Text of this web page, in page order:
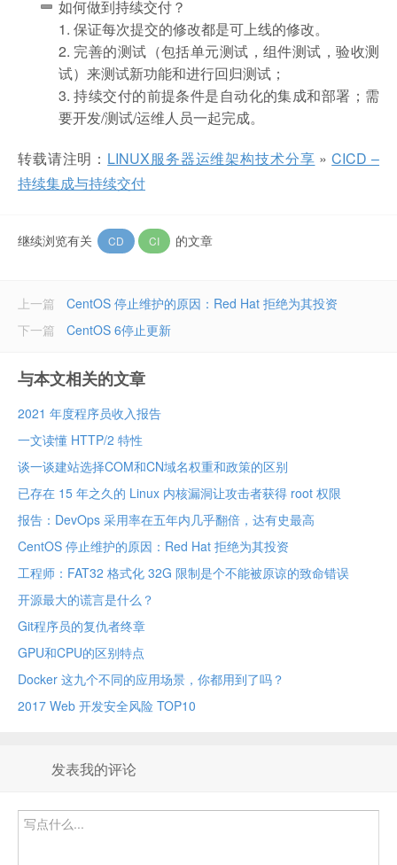
如何做到持续交付？
1. 保证每次提交的修改都是可上线的修改。
2. 完善的测试（包括单元测试，组件测试，验收测
试）来测试新功能和进行回归测试；
3. 持续交付的前提条件是自动化的集成和部署；需
要开发/测试/运维人员一起完成。
转载请注明： LINUX服务器运维架构技术分享 »CICD –
持续集成与持续交付
继续浏览有关 CD CI 的文章
上一篇
CentOS 停止维护的原因：Red Hat 拒绝为其投资
CentOS 6停止更新
下一篇
与本文相关的文章
2021 年度程序员收入报告
一文读懂 HTTP/2 特性
谈一谈建站选择COM和CN域名权重和政策的区别
已存在 15 年之久的 Linux 内核漏洞让攻击者获得 root 权限
报告：DevOps 采用率在五年内几乎翻倍，达有史最高
CentOS 停止维护的原因：Red Hat 拒绝为其投资
工程师：FAT32 格式化 32G 限制是个不能被原谅的致命错误
开源最大的谎言是什么？
Git程序员的复仇者终章
GPU和CPU的区别特点
Docker 这九个不同的应用场景，你都用到了吗？
2017 Web 开发安全风险 TOP10
发表我的评论